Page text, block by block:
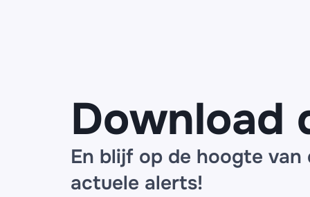
Download
En blijf op de hoogte van
actuele alerts!